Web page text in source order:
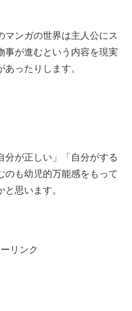
マンガの世界は主人公にス
事が進むという内容を現実
ったりします。
分が正しい」「自分がする
のも幼児的万能感をもって
思います。
リンク